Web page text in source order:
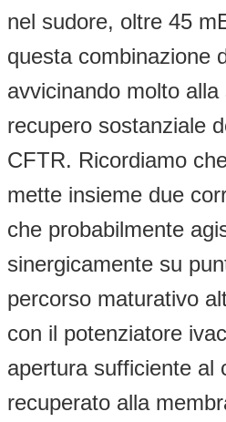
nel sudore, oltre 45
questa combinazione
avvicinando molto alla
recupero sostanziale
CFTR. Ricordiamo
mette insieme due
che probabilmente
sinergicamente su
percorso maturativo
con il potenziatore
apertura sufficiente al
recuperato alla